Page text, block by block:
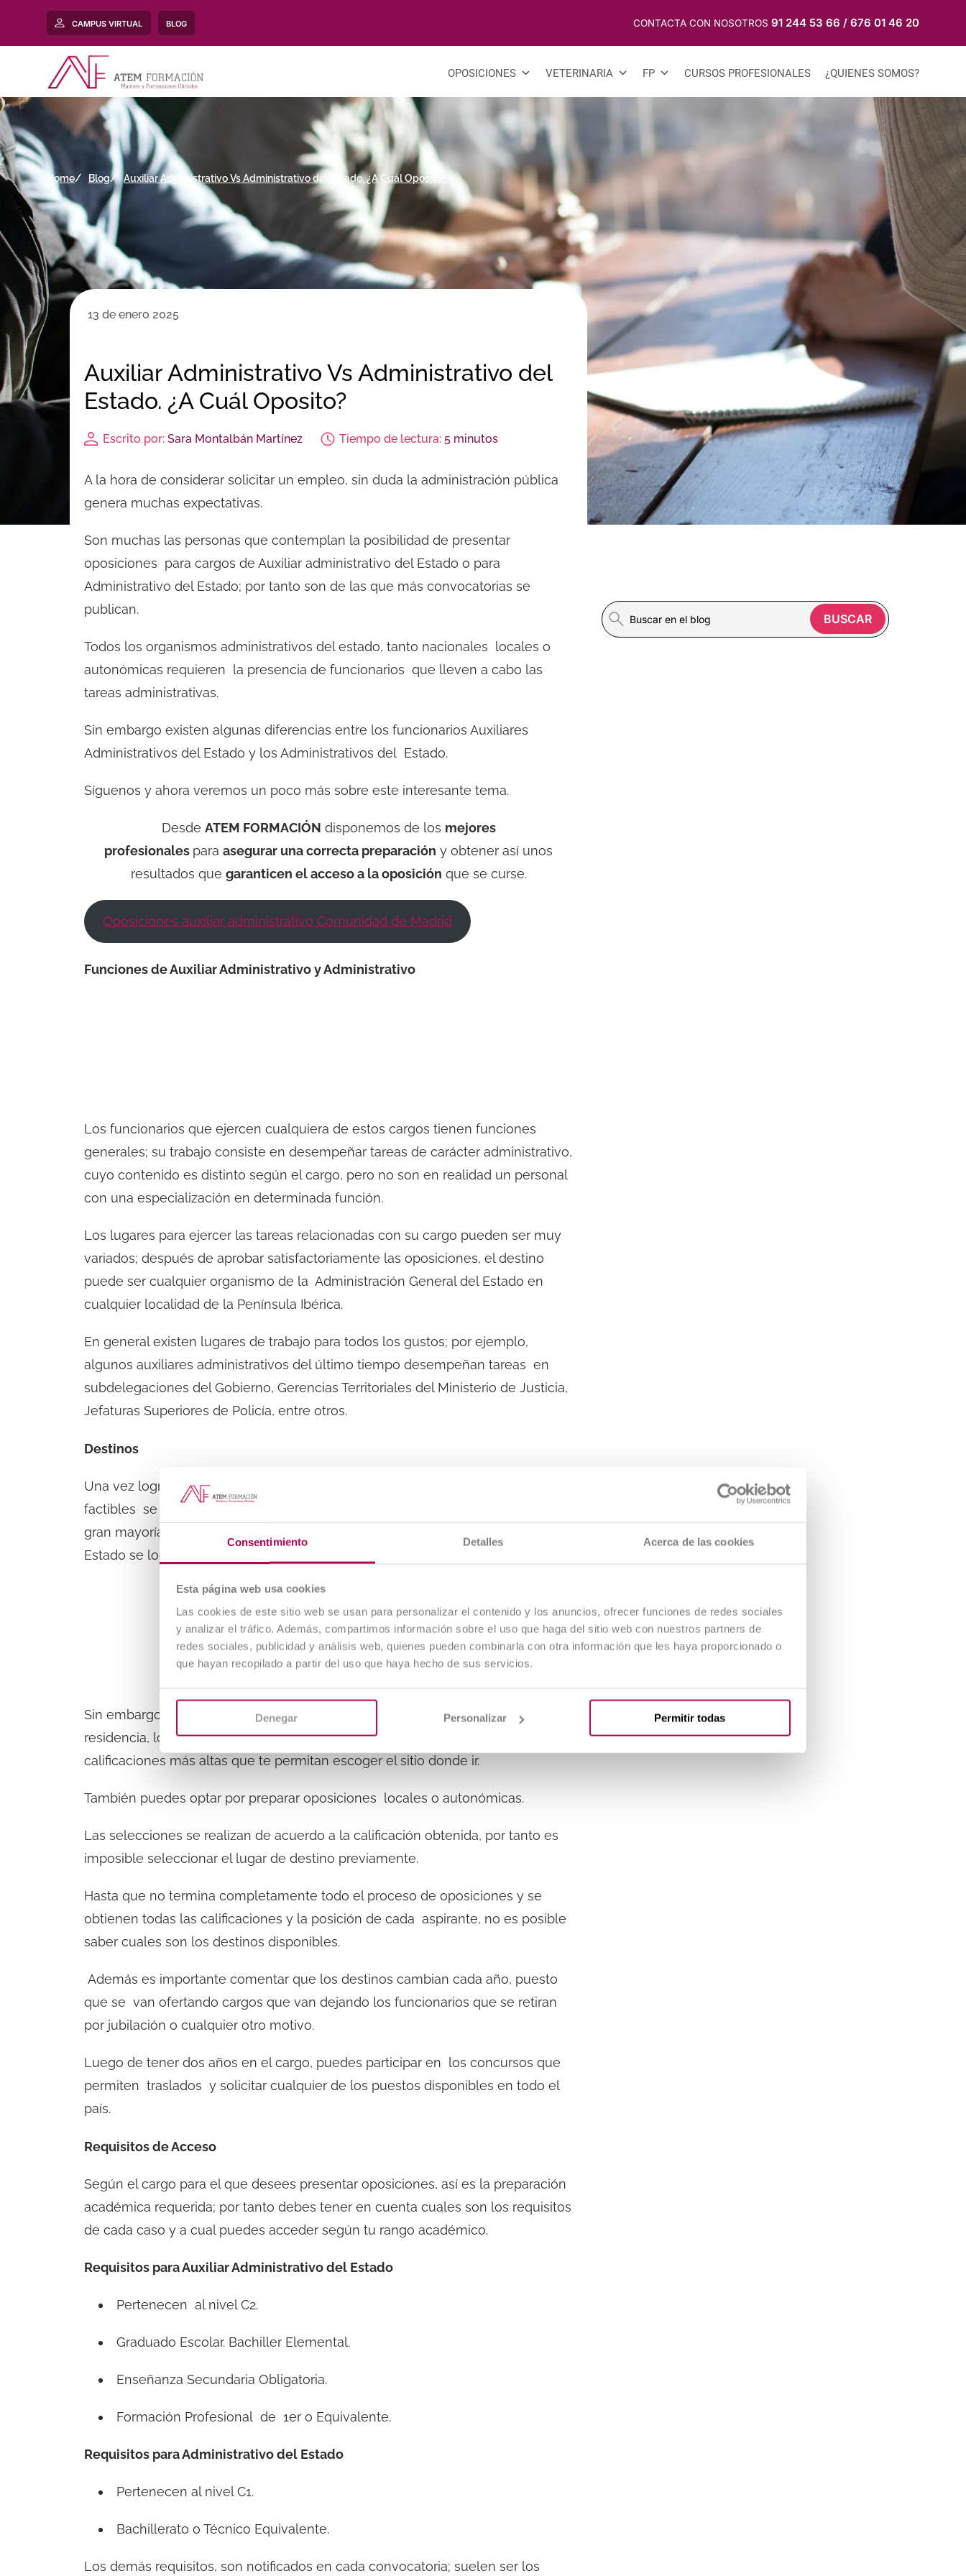
Consentimiento Detalles Acerca de las cookies
Esta página web usa cookies
Las cookies de este sitio web se usan para personalizar el contenido y los anuncios, ofrecer funciones de redes sociales
y analizar el tráfico. Además, compartimos información sobre el uso que haga del sitio web con nuestros partners de
redes sociales, publicidad y análisis web, quienes pueden combinarla con otra información que les haya proporcionado o
que hayan recopilado a partir del uso que haya hecho de sus servicios.
Denegar Personalizar Permitir todas
CAMPUS VIRTUAL BLOG CONTACTA CON NOSOTROS 91 244 53 66 / 676 01 46 20
OPOSICIONES VETERINARIA FP CURSOS PROFESIONALES ¿QUIENES SOMOS?
Home Blog Auxiliar Administrativo Vs Administrativo del Estado. ¿A Cuál Oposito?
13 de enero 2025
Auxiliar Administrativo Vs Administrativo del
Estado. ¿A Cuál Oposito?
Escrito por: Sara Montalbán Martínez Tiempo de lectura: 5 minutos
A la hora de considerar solicitar un empleo, sin duda la administración pública
genera muchas expectativas.
Son muchas las personas que contemplan la posibilidad de presentar
oposiciones para cargos de Auxiliar administrativo del Estado o para
Administrativo del Estado; por tanto son de las que más convocatorias se
publican.
Todos los organismos administrativos del estado, tanto nacionales locales o
autonómicas requieren la presencia de funcionarios que lleven a cabo las
tareas administrativas.
Sin embargo existen algunas diferencias entre los funcionarios Auxiliares
Administrativos del Estado y los Administrativos del Estado.
Síguenos y ahora veremos un poco más sobre este interesante tema.
Desde ATEM FORMACIÓN disponemos de los mejores
profesionales para asegurar una correcta preparación y obtener así unos
resultados que garanticen el acceso a la oposición que se curse.
Oposiciones auxiliar administrativo Comunidad de Madrid
Funciones de Auxiliar Administrativo y Administrativo
Los funcionarios que ejercen cualquiera de estos cargos tienen funciones
generales; su trabajo consiste en desempeñar tareas de carácter administrativo,
cuyo contenido es distinto según el cargo, pero no son en realidad un personal
con una especialización en determinada función.
Los lugares para ejercer las tareas relacionadas con su cargo pueden ser muy
variados; después de aprobar satisfactoriamente las oposiciones, el destino
puede ser cualquier organismo de la Administración General del Estado en
cualquier localidad de la Península Ibérica.
En general existen lugares de trabajo para todos los gustos; por ejemplo,
algunos auxiliares administrativos del último tiempo desempeñan tareas en
subdelegaciones del Gobierno, Gerencias Territoriales del Ministerio de Justicia,
Jefaturas Superiores de Policía, entre otros.
Destinos
Una vez logrados resultados satisfactorios en las oposiciones, los destinos más
factibles se encuentran en Madrid y esto tiene una explicación; resulta que la
gran mayoría de los organismos encargados de la Administración General del
Estado se localizan en Madrid.
Sin embargo, si no resides en Madrid y no te satisface la idea de cambiar de
residencia, lo ideal es preparar las mejores oposiciones para sacar las
calificaciones más altas que te permitan escoger el sitio donde ir.
También puedes optar por preparar oposiciones locales o autonómicas.
Las selecciones se realizan de acuerdo a la calificación obtenida, por tanto es
imposible seleccionar el lugar de destino previamente.
Hasta que no termina completamente todo el proceso de oposiciones y se
obtienen todas las calificaciones y la posición de cada aspirante, no es posible
saber cuales son los destinos disponibles.
Además es importante comentar que los destinos cambian cada año, puesto
que se van ofertando cargos que van dejando los funcionarios que se retiran
por jubilación o cualquier otro motivo.
Luego de tener dos años en el cargo, puedes participar en los concursos que
permiten traslados y solicitar cualquier de los puestos disponibles en todo el
país.
Requisitos de Acceso
Según el cargo para el que desees presentar oposiciones, así es la preparación
académica requerida; por tanto debes tener en cuenta cuales son los requisitos
de cada caso y a cual puedes acceder según tu rango académico.
Requisitos para Auxiliar Administrativo del Estado
Pertenecen al nivel C2.
Graduado Escolar. Bachiller Elemental.
Enseñanza Secundaria Obligatoria.
Formación Profesional de 1er o Equivalente.
Requisitos para Administrativo del Estado
Pertenecen al nivel C1.
Bachillerato o Técnico Equivalente.
Los demás requisitos, son notificados en cada convocatoria; suelen ser los
BUSCAR